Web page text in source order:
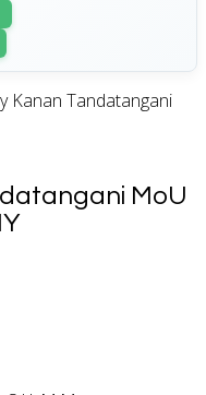
Kanan Tandatangani
MoU